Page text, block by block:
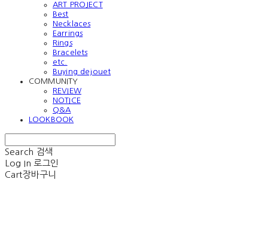
ART PROJECT
Best
Necklaces
Earrings
Rings
Bracelets
etc.
Buying dejouet
COMMUNITY
REVIEW
NOTICE
Q&A
LOOKBOOK
Search 검색
Log In 로그인
Cart장바구니